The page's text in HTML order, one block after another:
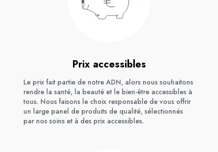
Prix accessibles
Le prix fait partie de notre ADN, alors nous souhaitons
rendre la santé, la beauté et le bien-être accessibles à
tous. Nous faisons le choix responsable de vous offrir
un large panel de produits de qualité, sélectionnés
par nos soins et à des prix accessibles.